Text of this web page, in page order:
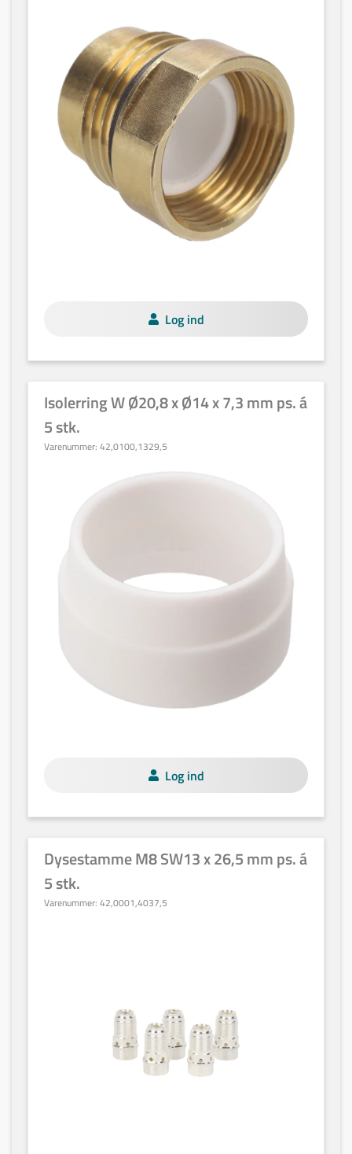
Log ind
Isolerring W Ø20,8 x Ø14 x 7,3 mm ps. á
5 stk.
Varenummer: 42,0100,1329,5
Log ind
Dysestamme M8 SW13 x 26,5 mm ps. á
5 stk.
Varenummer: 42,0001,4037,5